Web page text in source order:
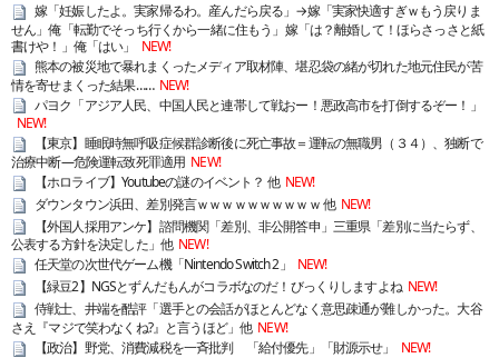
嫁「妊娠したよ。実家帰るわ。産んだら戻る」→嫁「実家快適すぎｗもう戻りま
せん」俺「転勤でそっち行くから一緒に住もう」嫁「は？離婚して！ほらさっさと紙
書けや！」俺「はい」
NEW!
熊本の被災地で暴れまくったメディア取材陣、堪忍袋の緒が切れた地元住民が苦
情を寄せまくった結果…… NEW!
パヨク「アジア人民、中国人民と連帯して戦おー！悪政高市を打倒するぞー！」
NEW!
【東京】睡眠時無呼吸症候群診断後に死亡事故＝運転の無職男（３４）、独断で
治療中断―危険運転致死罪適用 NEW!
【ホロライブ】Youtubeの謎のイベント？ 他 NEW!
ダウンタウン浜田、差別発言ｗｗｗｗｗｗｗｗｗｗ 他 NEW!
【外国人採用アンケ】諮問機関「差別、非公開答申」三重県「差別に当たらず、
公表する方針を決定した」他 NEW!
任天堂の次世代ゲーム機「Nintendo Switch 2」
NEW!
【緑豆2】NGSとずんだもんがコラボなのだ！びっくりしますよね NEW!
侍戦士、井端を酷評「選手との会話がほとんどなく意思疎通が難しかった。大谷
さえ『マジで笑わなくね?』と言うほど」他 NEW!
【政治】野党、消費減税を一斉批判 「給付優先」「財源示せ」
NEW!